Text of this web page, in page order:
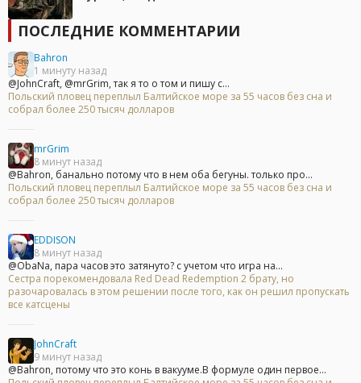
ПОСЛЕДНИЕ КОММЕНТАРИИ
Bahron
1 минуту назад
@JohnCraft, @mrGrim, так я то о том и пишу с...
Польский пловец переплыл Балтийское море за 55 часов без сна и
собрал более 250 тысяч долларов
mrGrim
8 минут назад
@Bahron, банально потому что в нем оба бегуны. только про...
Польский пловец переплыл Балтийское море за 55 часов без сна и
собрал более 250 тысяч долларов
EDDISON
8 минут назад
@ObaNa, пара часов это затянуто? с учетом что игра на...
Сестра порекомендовала Red Dead Redemption 2 брату, но
разочаровалась в этом решении после того, как он решил пропускать
все катсцены
JohnCraft
9 минут назад
@Bahron, потому что это конь в вакууме.В формуле один первое...